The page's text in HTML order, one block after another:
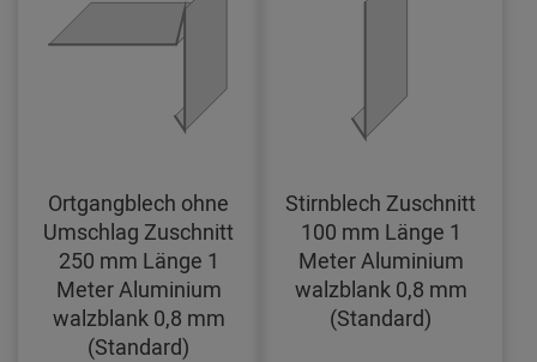
Ortgangblech ohne
Umschlag Zuschnitt
250 mm Länge 1
Meter Aluminium
walzblank 0,8 mm
(Standard)
Stirnblech Zuschnitt
100 mm Länge 1
Meter Aluminium
walzblank 0,8 mm
(Standard)